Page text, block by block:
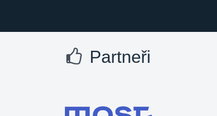
Partneři